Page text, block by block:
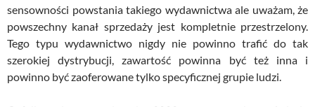
sensowności powstania takiego wydawnictwa ale uważam, że
powszechny kanał sprzedaży jest kompletnie przestrzelony.
Tego typu wydawnictwo nigdy nie powinno trafić do tak
szerokiej dystrybucji, zawartość powinna być też inna i
powinno być zaoferowane tylko specyficznej grupie ludzi.